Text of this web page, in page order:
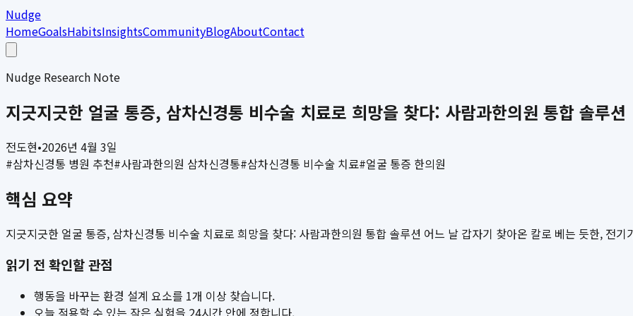
Nudge
HomeGoalsHabitsInsightsCommunityBlogAboutContact
Nudge Research Note
지긋지긋한 얼굴 통증, 삼차신경통 비수술 치료로 희망을 찾다: 사람과한의원 통합 솔루션
전도현•2026년 4월 3일
#삼차신경통 병원 추천#사람과한의원 삼차신경통#삼차신경통 비수술 치료#얼굴 통증 한의원
핵심 요약
지긋지긋한 얼굴 통증, 삼차신경통 비수술 치료로 희망을 찾다: 사람과한의원 통합 솔루션 어느 날 갑자기 찾아온 칼로 베는 듯한, 전기
읽기 전 확인할 관점
행동을 바꾸는 환경 설계 요소를 1개 이상 찾습니다.
오늘 적용할 수 있는 작은 실험을 24시간 안에 정합니다.